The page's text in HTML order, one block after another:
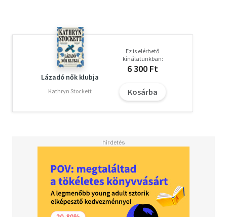
Lázadó nők klubja
Kathryn Stockett
Ez is elérhető
kínálatunkban:
6 300 Ft
Kosárba